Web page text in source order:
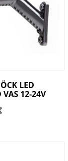
LED
12-24V